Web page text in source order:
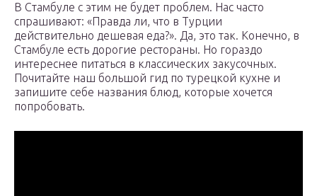
В Стамбуле с этим не будет проблем. Нас часто
спрашивают: «Правда ли, что в Турции
действительно дешевая еда?». Да, это так. Конечно, в
Стамбуле есть дорогие рестораны. Но гораздо
интереснее питаться в классических закусочных.
Почитайте наш большой гид по турецкой кухне и
запишите себе названия блюд, которые хочется
попробовать.